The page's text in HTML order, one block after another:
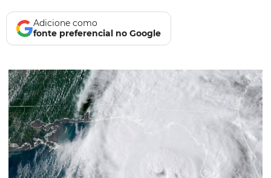
Adicione como
fonte preferencial no Google